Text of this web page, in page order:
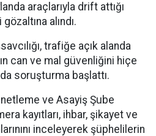
araçlarıyla drift attığı
alındı.
trafiğe açık alanda
can ve mal güvenliğini hiçe
soruşturma başlattı.
ve Asayiş Şube
kayıtları, ihbar, şikayet ve
inceleyerek şüphelilerin